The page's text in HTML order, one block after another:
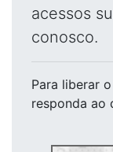
acessos
conosco.
Para liberar
responda ao